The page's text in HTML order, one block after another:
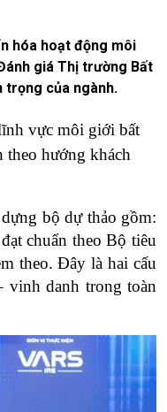
hóa hoạt động môi
giá Thị trường Bất
trọng của ngành.
vực môi giới bất
theo hướng khách
bộ dự thảo gồm:
chuẩn theo Bộ tiêu
theo. Đây là hai cấu
vinh danh trong toàn